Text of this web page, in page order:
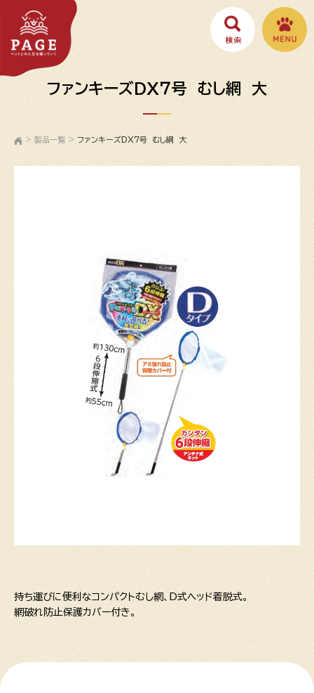
ファンキーズDX７号 むし網 大
> 製品一覧 > ファンキーズDX７号 むし網 大
持ち運びに便利なコンパクトむし網、D式ヘッド着脱式。
網破れ防止保護カバー付き。